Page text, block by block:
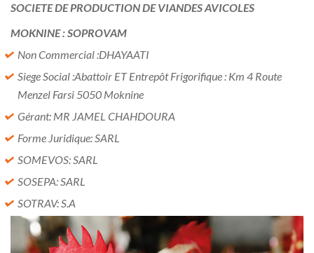
SOCIETE DE PRODUCTION DE VIANDES AVICOLES
MOKNINE : SOPROVAM
Non Commercial :DHAYAATI
Siege Social :Abattoir ET Entrepôt Frigorifique : Km 4 Route
Menzel Farsi 5050 Moknine
Gérant: MR JAMEL CHAHDOURA
Forme Juridique: SARL
SOMEVOS: SARL
SOSEPA: SARL
SOTRAV: S.A